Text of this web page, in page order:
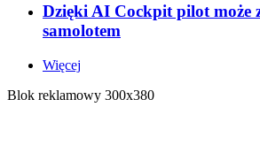
Dzięki AI Cockpit pilot może
samolotem
Więcej
Blok reklamowy 300x380